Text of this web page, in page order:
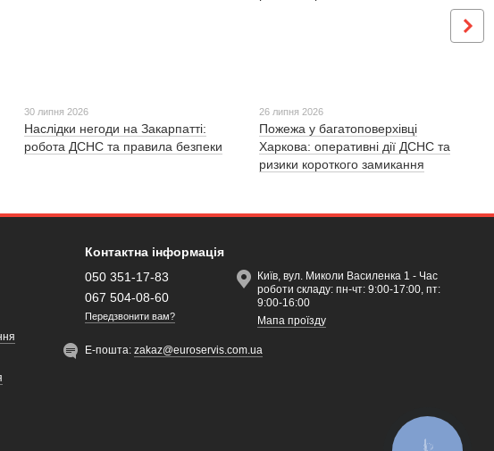
30 липня 2026
Наслідки негоди на Закарпатті:
робота ДСНС та правила безпеки
26 липня 2026
Пожежа у багатоповерхівці
Харкова: оперативні дії ДСНС та
ризики короткого замикання
Контактна інформація
050 351-17-83
067 504-08-60
Передзвонити вам?
Київ, вул. Миколи Василенка 1 - Час
роботи складу: пн-чт: 9:00-17:00, пт:
9:00-16:00
Мапа проїзду
Е-пошта:zakaz@euroservis.com.ua